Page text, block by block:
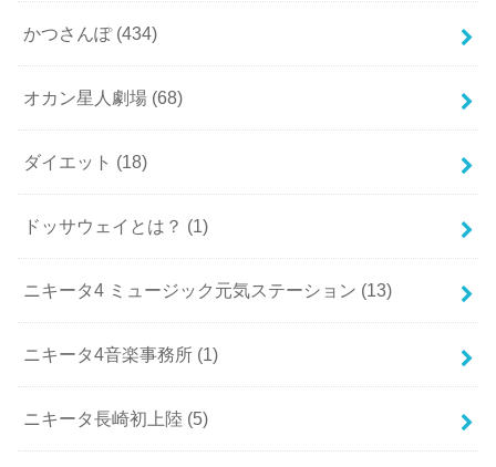
かつさんぽ (434)
オカン星人劇場 (68)
ダイエット (18)
ドッサウェイとは？ (1)
ニキータ4 ミュージック元気ステーション (13)
ニキータ4音楽事務所 (1)
ニキータ長崎初上陸 (5)